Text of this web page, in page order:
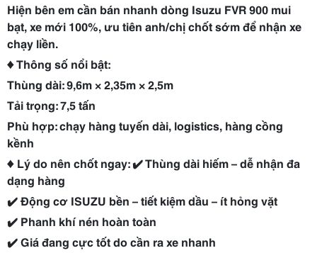
Hiện bên em cần bán nhanh dòng Isuzu FVR 900 mui
bạt, xe mới 100%, ưu tiên anh/chị chốt sớm để nhận xe
chạy liền.
♦ Thông số nổi bật:
Thùng dài: 9,6m × 2,35m × 2,5m
Tải trọng: 7,5 tấn
Phù hợp: chạy hàng tuyến dài, logistics, hàng cồng
kềnh
♦ Lý do nên chốt ngay: ✔️ Thùng dài hiếm – dễ nhận đa
dạng hàng
✔️ Động cơ ISUZU bền – tiết kiệm dầu – ít hỏng vặt
✔️ Phanh khí nén hoàn toàn
✔️ Giá đang cực tốt do cần ra xe nhanh